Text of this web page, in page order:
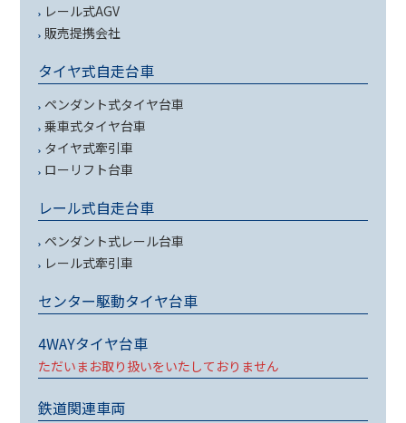
レール式AGV
販売提携会社
タイヤ式自走台車
ペンダント式タイヤ台車
乗車式タイヤ台車
タイヤ式牽引車
ローリフト台車
レール式自走台車
ペンダント式レール台車
レール式牽引車
センター駆動タイヤ台車
4WAYタイヤ台車
ただいまお取り扱いをいたしておりません
鉄道関連車両